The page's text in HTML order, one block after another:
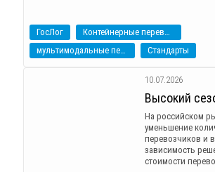
ГосЛог
Контейнерные перевозки
мультимодальные перевозки
Стандарты
10.07.2026
Высокий
На российском
уменьшение
перевозчиков и
зависимость
стоимости